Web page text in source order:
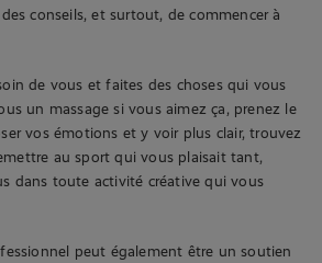
conseils, et surtout, de commencer à
de vous et faites des choses qui vous
un massage si vous aimez ça, prenez le
vos émotions et y voir plus clair, trouvez
au sport qui vous plaisait tant,
dans toute activité créative qui vous
peut également être un soutien